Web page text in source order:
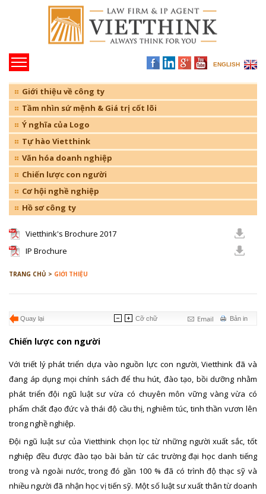
ENGLISH
Giới thiệu về công ty
Tầm nhìn sứ mệnh & Giá trị cốt lõi
Ý nghĩa của Logo
Tự hào Vietthink
Văn hóa doanh nghiệp
Chiến lược con người
Cơ hội nghề nghiệp
Hồ sơ công ty
Vietthink's Brochure 2017
IP Brochure
TRANG CHỦ > GIỚI THIỆU
Quay lại Bản in
Email
Cỡ chữ
Chiến lược con người
Với triết lý phát triển dựa vào nguồn lực con người, Vietthink đã và
đang áp dụng mọi chính sách để thu hút, đào tạo, bồi dưỡng nhằm
phát triển đội ngũ luật sư vừa có chuyên môn vững vàng vừa có
phẩm chất đạo đức và thái độ cầu thị, nghiêm túc, tinh thần vươn lên
trong nghề nghiệp.
Đội ngũ luật sư của Vietthink chọn lọc từ những người xuất sắc, tốt
nghiệp đều được đào tạo bài bản từ các trường đại học danh tiếng
trong và ngoài nước, trong đó gần 100 % đã có trình độ thạc sỹ và
nhiều người đã nhận học vị tiến sỹ. Một số luật sư xuất thân từ doanh